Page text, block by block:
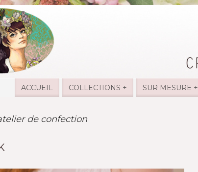
ACCUEIL COLLECTIONS + SUR MESURE +
de confection